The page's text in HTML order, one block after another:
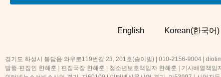
English Korean(한국어)
경기도 화성시 봉담읍 와우로119번길 23, 201호(송이빌) | 010-2156-9004 |
발행·편집인 한혜훈 | 편집국장 한혜훈 | 청소년보호책임자 한혜훈 | 기사배열책임